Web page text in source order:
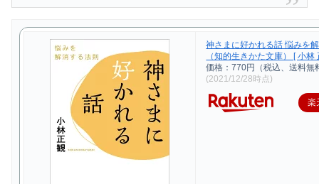
神さまに好かれる話 悩みを
（知的生きかた文庫） [ 小林
価格：770円（税込、送料無
(2021/12/28時点)
楽